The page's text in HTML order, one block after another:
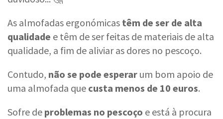
As almofadas ergonómicas têm de ser de alta
qualidade e têm de ser feitas de materiais de alta
qualidade, a fim de aliviar as dores no pescoço.
Contudo, não se pode esperar um bom apoio de
uma almofada que custa menos de 10 euros.
Sofre de problemas no pescoço e está à procura